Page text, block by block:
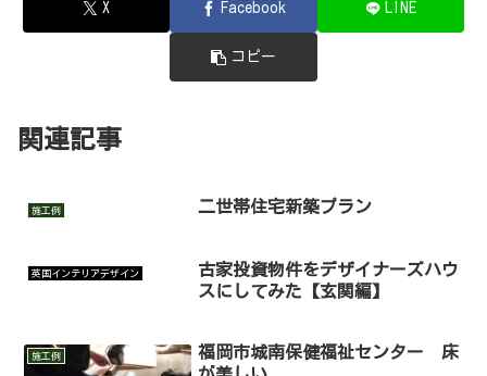
X Facebook LINE
コピー
関連記事
施工例 二世帯住宅新築プラン
英国インテリアデザイン
古家投資物件をデザイナーズハウ
スにしてみた【玄関編】
施工例
福岡市城南保健福祉センター 床